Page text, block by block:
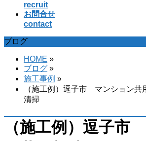
recruit
お問合せ
contact
ブログ
HOME »
ブログ »
施工事例 »
（施工例）逗子市 マンション
清掃
（施工例）逗子市